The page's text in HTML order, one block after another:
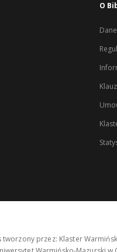
O
tworzony przez: Klaster